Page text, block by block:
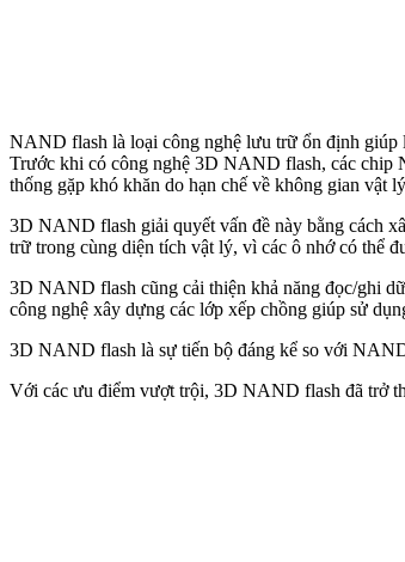
NAND flash là loại công nghệ lưu trữ ổn định giúp
Trước khi có công nghệ 3D NAND flash, các chip
thống gặp khó khăn do hạn chế về không gian vật
3D NAND flash giải quyết vấn đề này bằng cách
trữ trong cùng diện tích vật lý, vì các ô nhớ có thể
3D NAND flash cũng cải thiện khả năng đọc/ghi
công nghệ xây dựng các lớp xếp chồng giúp sử
3D NAND flash là sự tiến bộ đáng kể so với
Với các ưu điểm vượt trội, 3D NAND flash đã trở